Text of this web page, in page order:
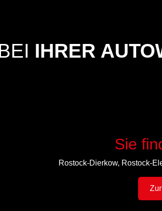
IHRER
Sie
Rostock-Dierkow, Rostock-